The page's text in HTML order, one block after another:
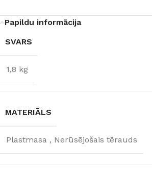
Papildu informācija
SVARS
1,8 kg
MATERIĀLS
Plastmasa , Nerūsējošais tērauds